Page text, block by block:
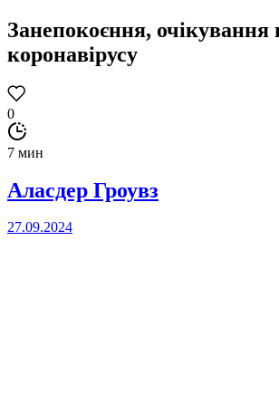
Занепокоєння, очікування
коронавірусу
0
7 мин
Аласдер Гроувз
27.09.2024